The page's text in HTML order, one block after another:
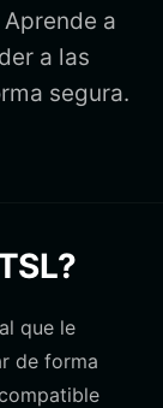
a
a las
segura.
que le
de forma